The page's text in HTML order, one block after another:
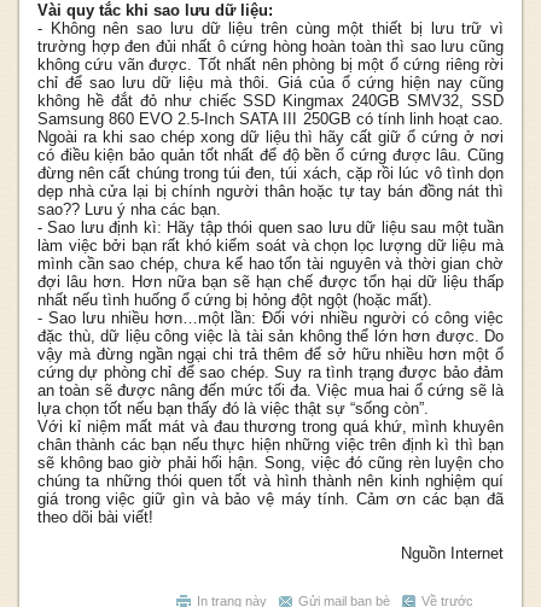
Vài quy tắc khi sao lưu dữ liệu:
- Không nên sao lưu dữ liệu trên cùng một thiết bị lưu trữ vì
trường hợp đen đủi nhất ô cứng hòng hoàn toàn thì sao lưu cũng
không cứu vãn được. Tốt nhất nên phòng bị một ổ cứng riêng rời
chỉ để sao lưu dữ liệu mà thôi. Giá của ổ cứng hiện nay cũng
không hề đắt đỏ như chiếc SSD Kingmax 240GB SMV32, SSD
Samsung 860 EVO 2.5-Inch SATA III 250GB có tính linh hoạt cao.
Ngoài ra khi sao chép xong dữ liệu thì hãy cất giữ ổ cứng ở nơi
có điều kiện bảo quản tốt nhất để độ bền ổ cứng được lâu. Cũng
đừng nên cất chúng trong túi đen, túi xách, cặp rồi lúc vô tình dọn
dẹp nhà cửa lại bị chính người thân hoặc tự tay bán đồng nát thì
sao?? Lưu ý nha các bạn.
- Sao lưu định kì: Hãy tập thói quen sao lưu dữ liệu sau một tuần
làm việc bởi bạn rất khó kiểm soát và chọn lọc lượng dữ liệu mà
mình cần sao chép, chưa kể hao tổn tài nguyên và thời gian chờ
đợi lâu hơn. Hơn nữa bạn sẽ hạn chế được tổn hại dữ liệu thấp
nhất nếu tình huống ổ cứng bị hỏng đột ngột (hoặc mất).
- Sao lưu nhiều hơn…một lần: Đối với nhiều người có công việc
đặc thù, dữ liệu công việc là tài sản không thể lớn hơn được. Do
vậy mà đừng ngần ngại chi trả thêm để sở hữu nhiều hơn một ổ
cứng dự phòng chỉ để sao chép. Suy ra tình trạng được bảo đảm
an toàn sẽ được nâng đến mức tối đa. Việc mua hai ổ cứng sẽ là
lựa chọn tốt nếu bạn thấy đó là việc thật sự “sống còn”.
Với kỉ niệm mất mát và đau thương trong quá khứ, mình khuyên
chân thành các bạn nếu thực hiện những việc trên định kì thì bạn
sẽ không bao giờ phải hối hận. Song, việc đó cũng rèn luyện cho
chúng ta những thói quen tốt và hình thành nên kinh nghiệm quí
giá trong việc giữ gìn và bảo vệ máy tính. Cảm ơn các bạn đã
theo dõi bài viết!
Nguồn Internet
Về trước
Gửi mail bạn bè
In trang này